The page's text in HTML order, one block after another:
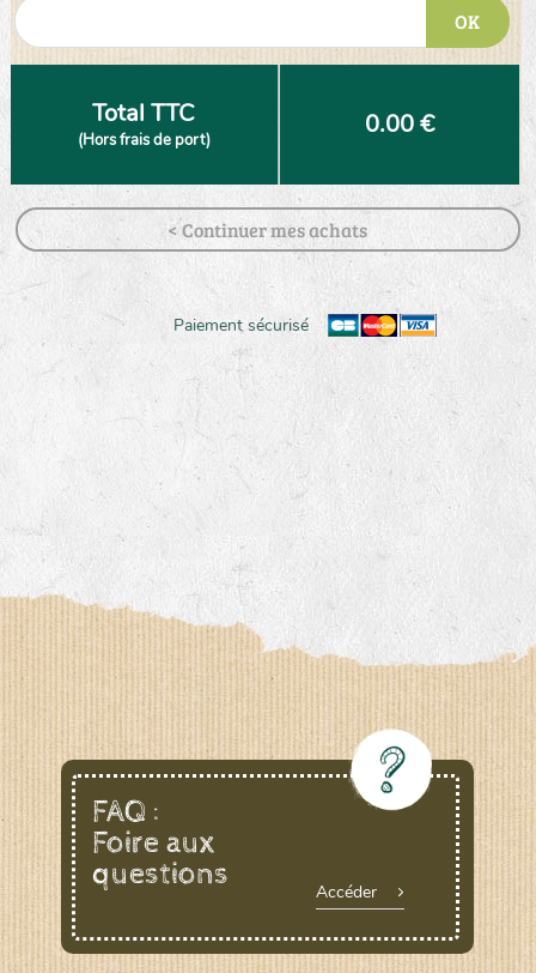
OK
Total TTC
(Hors frais de port) 0.00 €
< Continuer mes achats
Paiement sécurisé
FAQ :
Foire aux
questions
Accéder